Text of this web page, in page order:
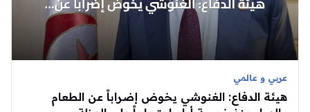
عربي و عالمي
هيئة الدفاع: الغنوشي يخوض إضراباً عن الطعام